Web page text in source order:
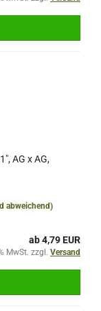
AG x AG,
abweichend)
ab 4,79 EUR
MwSt. zzgl. Versand